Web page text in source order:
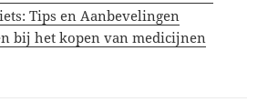
Tips en Aanbevelingen
bij het kopen van medicijnen